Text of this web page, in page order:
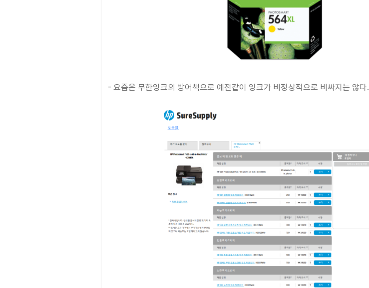
- 요즘은 무한잉크의 방어책으로 예전같이 잉크가 비정상적으로 비싸지는 않다.